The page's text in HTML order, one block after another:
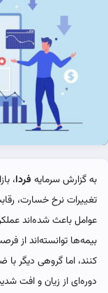
به گزارش سرمایه فردا،
تغییرات نرخ خسارت،
عوامل باعث شده‌اند
بیمه‌ها توانسته‌اند از
کنند، اما گروهی دیگر